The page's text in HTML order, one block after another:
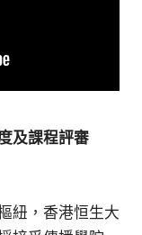
及課程評審
紐，香港恒生大